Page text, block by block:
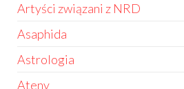
Artyści związani z NRD
Asaphida
Astrologia
Ateny